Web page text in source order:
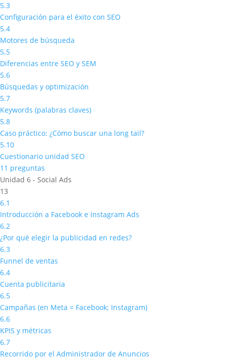
5.3
Configuración para el éxito con SEO
5.4
Motores de búsqueda
5.5
Diferencias entre SEO y SEM
5.6
Búsquedas y optimización
5.7
Keywords (palabras claves)
5.8
Caso práctico: ¿Cómo buscar una long tail?
5.10
Cuestionario unidad SEO
11 preguntas
Unidad 6 - Social Ads
13
6.1
Introducción a Facebook e Instagram Ads
6.2
¿Por qué elegir la publicidad en redes?
6.3
Funnel de ventas
6.4
Cuenta publicitaria
6.5
Campañas (en Meta = Facebook; Instagram)
6.6
KPIS y métricas
6.7
Recorrido por el Administrador de Anuncios